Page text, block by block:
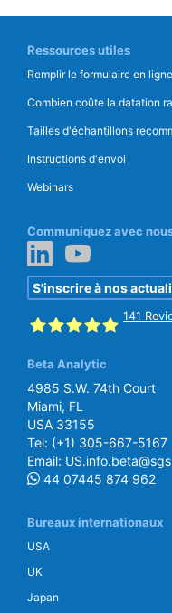
Ressources utiles
Remplir le formulaire en ligne
Combien coûte la datation
Tailles d'échantillons
Instructions d'envoi
Webinars
Communiquez avec
S'inscrire à nos
141
Beta Analytic
4985 S.W. 74th Court
Miami, FL
USA 33155
Tel: (+1) 305-667-5167
Email:
44 07445 874 962
Bureaux internationaux
USA
UK
Japan